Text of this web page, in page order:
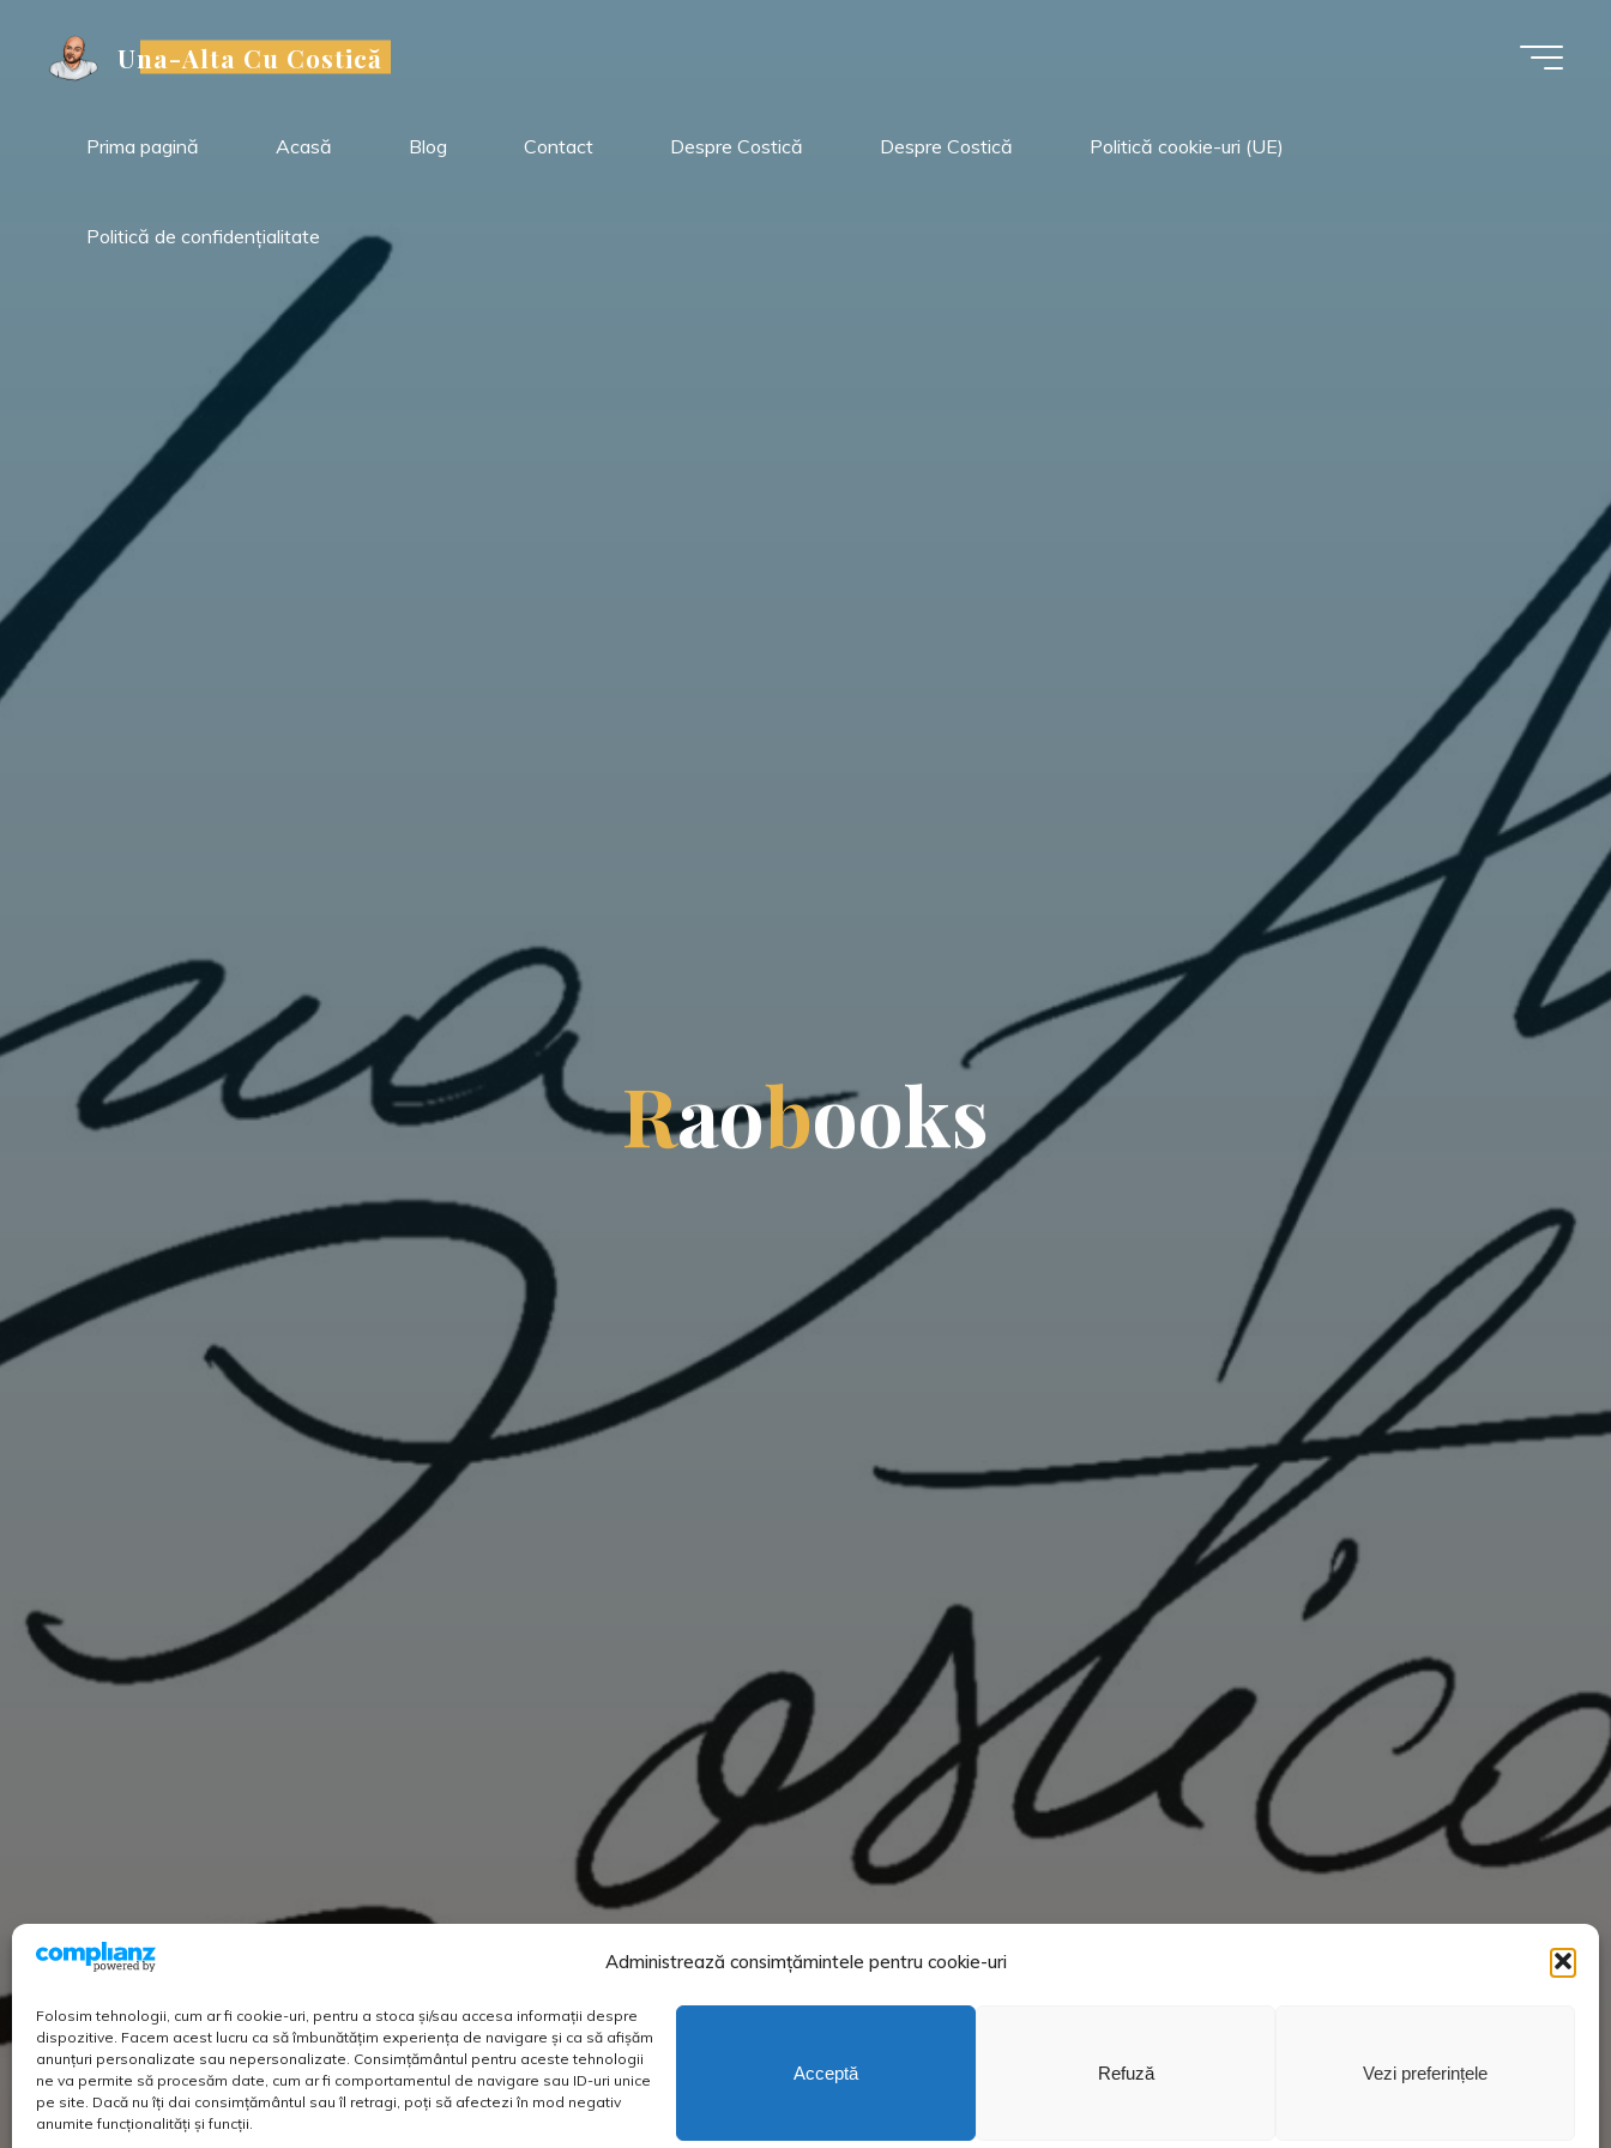
Administrează consimțămintele pentru cookie-uri
Folosim tehnologii, cum ar fi cookie-uri, pentru a stoca și/sau accesa informații despre
dispozitive. Facem acest lucru ca să îmbunătățim experiența de navigare și ca să afișăm
anunțuri personalizate sau nepersonalizate. Consimțământul pentru aceste tehnologii
ne va permite să procesăm date, cum ar fi comportamentul de navigare sau ID-uri unice
pe site. Dacă nu îți dai consimțământul sau îl retragi, poți să afectezi în mod negativ
anumite funcționalități și funcții.
Acceptă Refuză Vezi preferințele
conținut
Una-Alta Cu Costică
Prima pagină Acasă Blog Contact Despre Costică Despre Costică Politică cookie-uri (UE)
Politică de confidențialitate
Raobooks